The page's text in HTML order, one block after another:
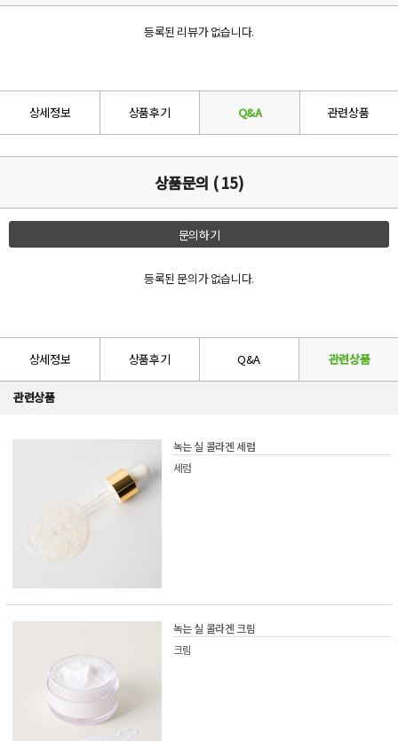
등록된 리뷰가 없습니다.
상세정보 상품후기 Q&A 관련상품
상품문의 ( 15)
문의하기
등록된 문의가 없습니다.
상세정보 상품후기 Q&A 관련상품
관련상품
녹는 실 콜라겐 세럼
세럼
녹는 실 콜라겐 크림
크림